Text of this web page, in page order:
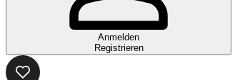
Anmelden
Registrieren